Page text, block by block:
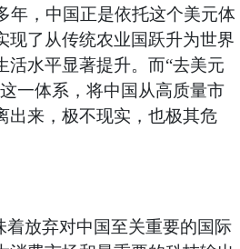
年，中国正是依托这个美元体
现了从传统农业国跃升为世界
活水平显著提升。而“去美元
一体系，将中国从高质量市
出来，极不现实，也极其危
着放弃对中国至关重要的国际